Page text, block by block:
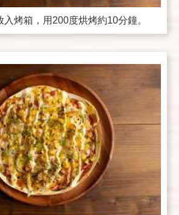
烤箱，用200度烘烤約10分鐘。